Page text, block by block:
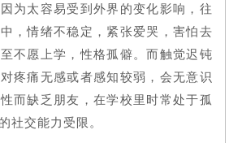
为太容易受到外界的变化影响，往
，情绪不稳定，紧张爱哭，害怕去
不愿上学，性格孤僻。而触觉迟钝
疼痛无感或者感知较弱，会无意识
而缺乏朋友，在学校里时常处于孤
社交能力受限。